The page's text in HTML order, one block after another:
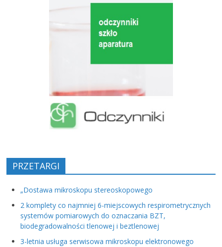
PRZETARGI
„Dostawa mikroskopu stereoskopowego
2 komplety co najmniej 6-miejscowych respirometrycznych
systemów pomiarowych do oznaczania BZT,
biodegradowalności tlenowej i beztlenowej
3-letnia usługa serwisowa mikroskopu elektronowego